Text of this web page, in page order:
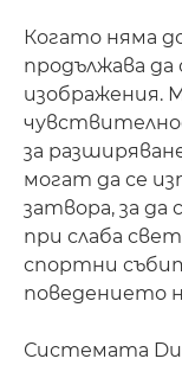
Когато няма
продължава да
изображения.
за
могат да се
затвора, за да
при слаба
спортни
поведението
Системата